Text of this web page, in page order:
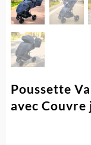
Poussette
avec